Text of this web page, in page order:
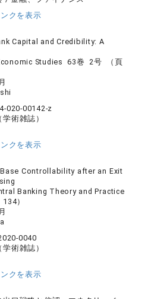
クを表示
Capital and Credibility: A
Studies 63巻 2号 （頁
020-00142-z
術雑誌）
クを表示
Controllability after an Exit
Banking Theory and Practice
）
0040
術雑誌）
クを表示